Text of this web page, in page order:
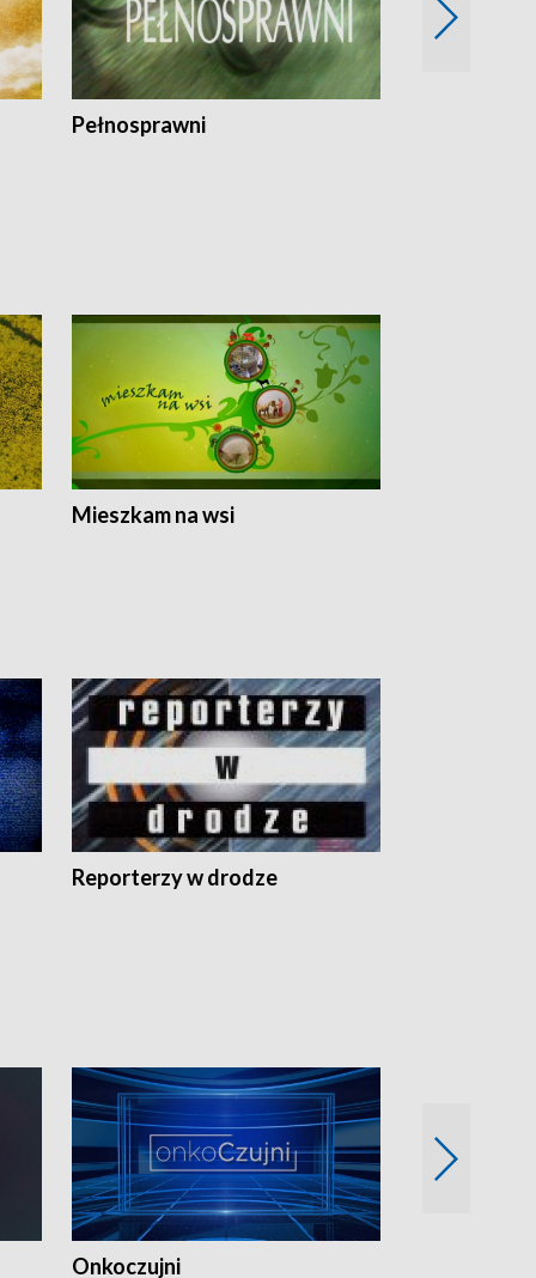
Pełnosprawni
Mieszkam na wsi
Reporterzy w drodze
Onkoczujni